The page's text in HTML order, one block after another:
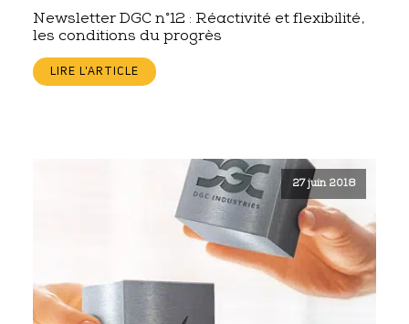
Newsletter DGC n°12 : Réactivité et flexibilité,
les conditions du progrès
LIRE L'ARTICLE
27 juin 2018